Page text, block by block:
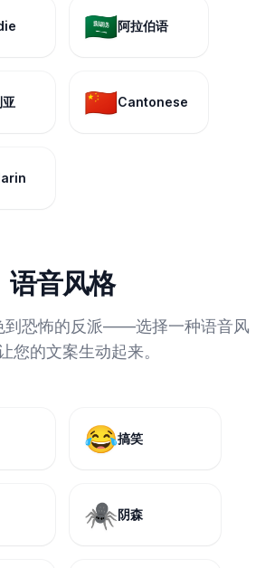
🇸🇦阿拉伯语
亚 🇨🇳Cantonese
语音风格
到恐怖的反派——选择一种语音风
您的文案生动起来。
😂搞笑
🕷️阴森